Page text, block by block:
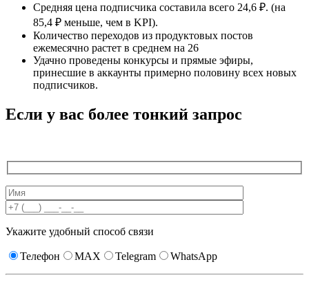
Средняя цена подписчика составила всего 24,6 ₽. (на
85,4 ₽ меньше, чем в KPI).
Количество переходов из продуктовых постов
ежемесячно растет в среднем на 26
Удачно проведены конкурсы и прямые эфиры,
принесшие в аккаунты примерно половину всех новых
подписчиков.
Если у вас более тонкий запрос
Укажите удобный способ связи
Телефон MAX Telegram WhatsApp